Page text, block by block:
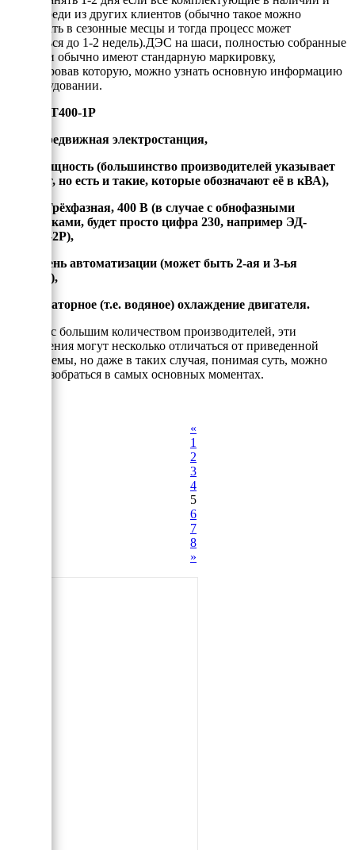
нет очереди из других клиентов (обычно такое можно
наблюдать в сезонные месцы и тогда процесс может
затянуться до 1-2 недель).ДЭС на шаси, полностью собранные
в России обычно имеют стандарную маркировку,
расшифровав которую, можно узнать основную информацию
об оборудовании.
ЭД-ХХ-Т400-1Р
ЭД - передвижная электростанция,
ХХ - мощность (большинство производителей указывает
её в кВт, но есть и такие, которые обозначают её в кВА),
Т400 - Трёхфазная, 400 В (в случае с обнофазными
установками, будет просто цифра 230, например ЭД-
ХХ-230-2Р),
1 - степень автоматизации (может быть 2-ая и 3-ья
степени),
Р - радиаторное (т.е. водяное) охлаждение двигателя.
В связи с большим количеством производителей, эти
обозначения могут несколько отличаться от приведенной
выше схемы, но даже в таких случая, понимая суть, можно
будет разобраться в самых основных моментах.
«
1
2
3
4
5
6
7
8
»